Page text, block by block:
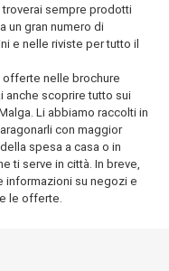
troverai sempre prodotti
un gran numero di
e nelle riviste per tutto il
offerte nelle brochure
anche scoprire tutto sui
Li abbiamo raccolti in
con maggior
spesa a casa o in
ti serve in città. In breve,
informazioni su negozi e
le offerte.